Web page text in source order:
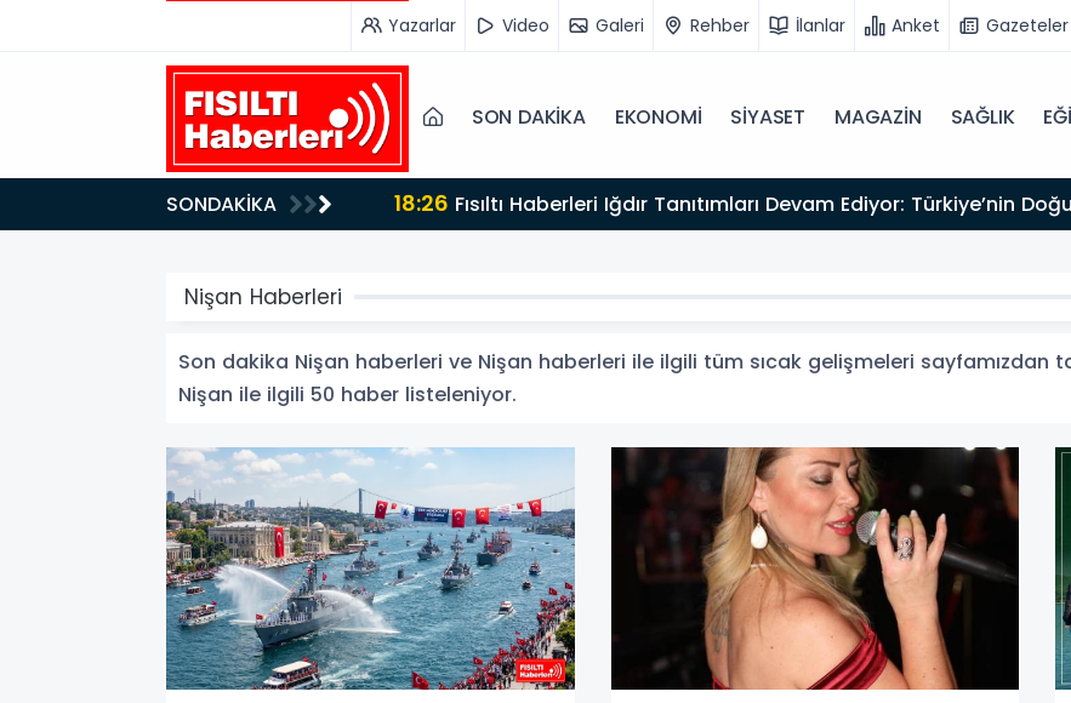
Yazarlar Video Galeri Rehber İlanlar Anket Gazeteler
SON DAKİKA EKONOMİ SİYASET MAGAZİN SAĞLIK
SONDAKİKA 17:47 Türk Tiyatrosu ve Edebiyatı Büyük Bir Değerini Kaybetti:
Nişan Haberleri
Son dakika Nişan haberleri ve Nişan haberleri ile ilgili tüm sıcak gelişmeleri sayfamızdan
Nişan ile ilgili 50 haber listeleniyor.